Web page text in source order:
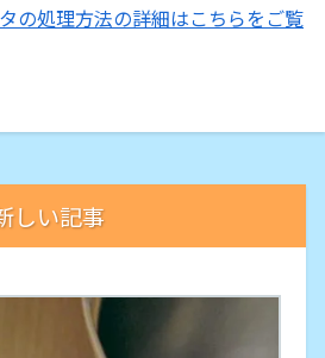
の処理方法の詳細はこちらをご覧
しい記事